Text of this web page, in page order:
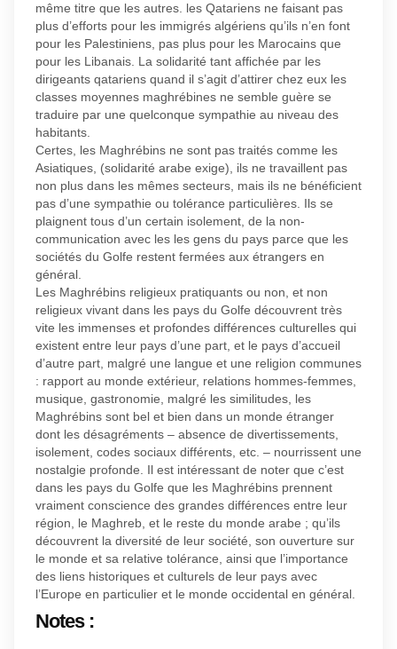
même titre que les autres. les Qatariens ne faisant pas
plus d’efforts pour les immigrés algériens qu’ils n’en font
pour les Palestiniens, pas plus pour les Marocains que
pour les Libanais. La solidarité tant affichée par les
dirigeants qatariens quand il s’agit d’attirer chez eux les
classes moyennes maghrébines ne semble guère se
traduire par une quelconque sympathie au niveau des
habitants.
Certes, les Maghrébins ne sont pas traités comme les
Asiatiques, (solidarité arabe exige), ils ne travaillent pas
non plus dans les mêmes secteurs, mais ils ne bénéficient
pas d’une sympathie ou tolérance particulières. Ils se
plaignent tous d’un certain isolement, de la non-
communication avec les les gens du pays parce que les
sociétés du Golfe restent fermées aux étrangers en
général.
Les Maghrébins religieux pratiquants ou non, et non
religieux vivant dans les pays du Golfe découvrent très
vite les immenses et profondes différences culturelles qui
existent entre leur pays d’une part, et le pays d’accueil
d’autre part, malgré une langue et une religion communes
: rapport au monde extérieur, relations hommes-femmes,
musique, gastronomie, malgré les similitudes, les
Maghrébins sont bel et bien dans un monde étranger
dont les désagréments – absence de divertissements,
isolement, codes sociaux différents, etc. – nourrissent une
nostalgie profonde. Il est intéressant de noter que c’est
dans les pays du Golfe que les Maghrébins prennent
vraiment conscience des grandes différences entre leur
région, le Maghreb, et le reste du monde arabe ; qu’ils
découvrent la diversité de leur société, son ouverture sur
le monde et sa relative tolérance, ainsi que l’importance
des liens historiques et culturels de leur pays avec
l’Europe en particulier et le monde occidental en général.
Notes :